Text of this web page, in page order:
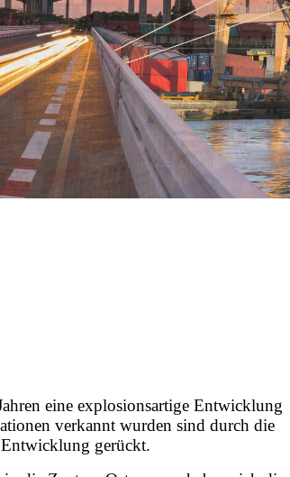
eine explosionsartige Entwicklung
verkannt wurden sind durch die
gerückt.